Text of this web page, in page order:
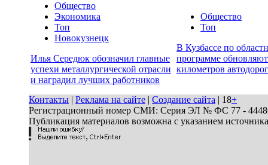
Общество
Экономика
Топ
Новокузнецк
Илья Середюк обозначил главные
успехи металлургической отрасли
и наградил лучших работников
Общество
Топ
В Кузбассе по
программе
километров автодорог
Контакты | Реклама на сайте | Создание сайта | 18+
Регистрационный номер СМИ: Серия ЭЛ № ФС 77 - 44486
Публикация материалов возможна с указанием